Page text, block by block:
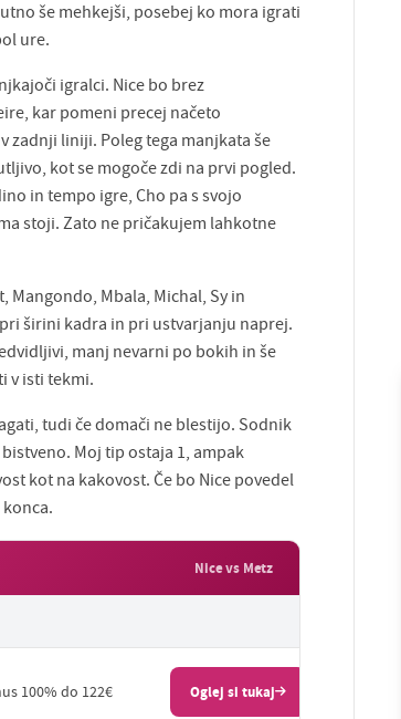
še mehkejši, posebej ko mora igrati
ure.
igralci. Nice bo brez
kar pomeni precej načeto
liniji. Poleg tega manjkata še
kot se mogoče zdi na prvi pogled.
in tempo igre, Cho pa s svojo
stoji. Zato ne pričakujem lahkotne
Mangondo, Mbala, Michal, Sy in
širini kadra in pri ustvarjanju naprej.
manj nevarni po bokih in še
v isti tekmi.
tudi če domači ne blestijo. Sodnik
Moj tip ostaja 1, ampak
kot na kakovost. Če bo Nice povedel
Nice vs Metz
100% do 122€ Oglej si tukaj